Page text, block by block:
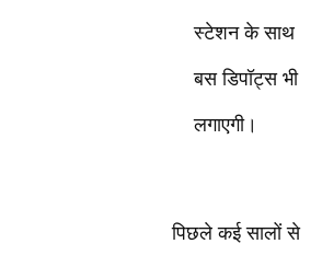
स्टेशन के साथ
बस डिपॉट्स भी
लगाएगी।
पिछले कई सालों से